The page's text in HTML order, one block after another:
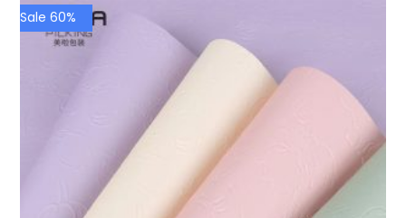
Sale 60%